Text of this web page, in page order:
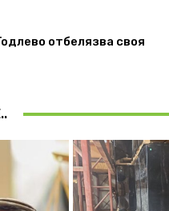
отбелязва своя